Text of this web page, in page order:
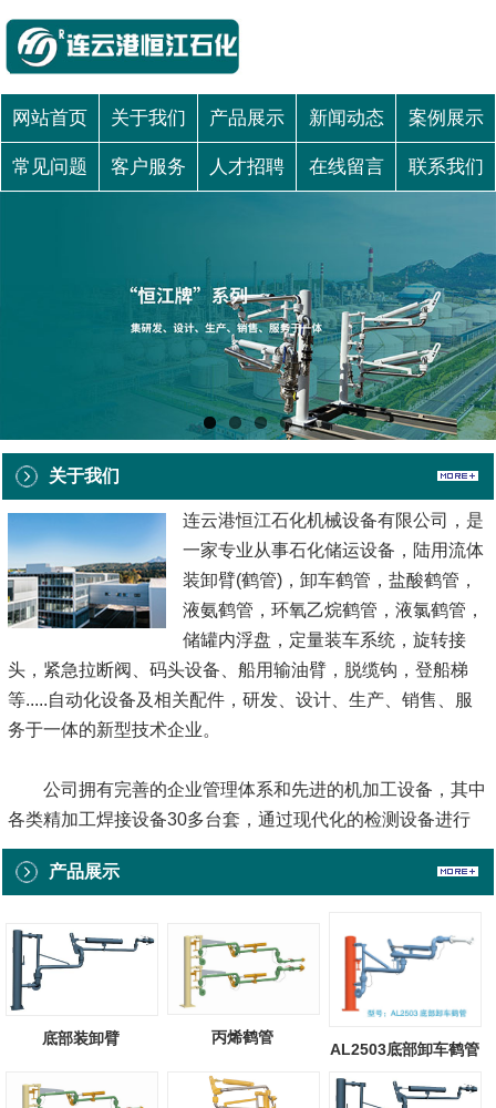
网站首页 关于我们 产品展示 新闻动态 案例展示
常见问题 客户服务 人才招聘 在线留言 联系我们
关于我们
连云港恒江石化机械设备有限公司，是
一家专业从事石化储运设备，陆用流体
装卸臂(鹤管)，卸车鹤管，盐酸鹤管，
液氨鹤管，环氧乙烷鹤管，液氯鹤管，
储罐内浮盘，定量装车系统，旋转接
头，紧急拉断阀、码头设备、船用输油臂，脱缆钩，登船梯
等.....自动化设备及相关配件，研发、设计、生产、销售、服
务于一体的新型技术企业。
公司拥有完善的企业管理体系和先进的机加工设备，其中
各类精加工焊接设备30多台套，通过现代化的检测设备进行
全程跟踪测试，确保每一台产品质量都优质可靠。做为一家科
技型技术企业，公司始终坚持自主研发和技术创新，并先后与
产品展示
底部装卸臂 丙烯鹤管
AL2503底部卸车鹤管